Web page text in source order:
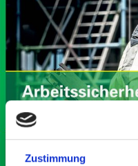
Zustimmung